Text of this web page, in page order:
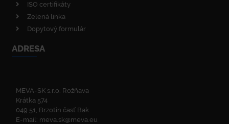
ISO certifikáty
Zelená linka
Dopytový formulár
ADRESA
MEVA-SK s.r.o. Rožňava
Krátka 574
049 51, Brzotín časť Bak
E-mail: meva.sk@meva.eu